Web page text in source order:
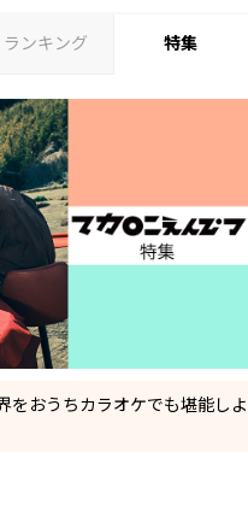
ランキング 特集
をおうちカラオケでも堪能しよ